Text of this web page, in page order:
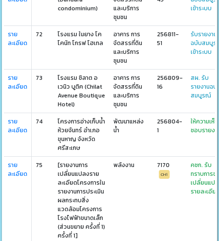
condominium)
และบริการ
ชุมชน
เข้าระบบ
ราย
ละเอียด
72
โรงแรม ในยาง โค
โคนัท โกรฟ โฮเทล
อาคาร การ
จัดสรรที่ดิน
และบริการ
ชุมชน
256811-
51
รับรายงาน
ฉบับสมบู
เข้าระบบ
ราย
ละเอียด
73
โรงแรม ชิลาต อ
เวนิว บูติค (Chilat
Avenue Boutique
Hotel)
อาคาร การ
จัดสรรที่ดิน
และบริการ
ชุมชน
256809-
16
สผ. รับ
รายงานฉบั
สมบูรณ์
ราย
ละเอียด
74
โครงการอ่างเก็บน้ำ
ห้วยจันทร์ อำเภอ
ขุนหาญ จังหวัด
ศรีสะเกษ
พัฒนาแหล่ง
น้ำ
256804-
1
ให้ความเห็น
ชอบรายงา
ราย
ละเอียด
75
[รายงานการ
เปลี่ยนแปลงราย
ละเอียดโครงการใน
รายงานการประเมิน
ผลกระทบสิ่ง
แวดล้อมโครงการ
โรงไฟฟ้าขนาดเล็ก
(ส่วนขยาย ครั้งที่ 1)
ครั้งที่ 1]
พลังงาน 7170
CH1
คชก. รับ
ทราบการข
เปลี่ยนแป
รายละเอีย